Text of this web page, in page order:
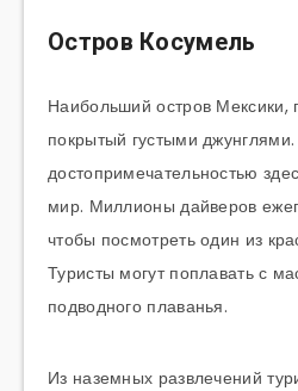
Остров Косумель
Наибольший остров Мексики,
покрытый густыми
достопримечательностью
мир. Миллионы дайверов
чтобы посмотреть один из
Туристы могут поплавать с
подводного плаванья.
Из наземных развлечений